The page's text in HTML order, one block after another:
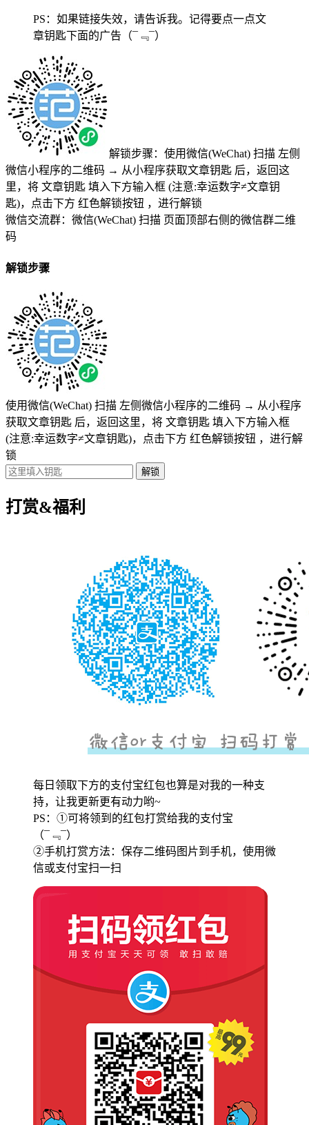
PS：如果链接失效，请告诉我。记得要点一点文
章钥匙下面的广告 （¯﹃¯）
解锁步骤：使用微信(WeChat) 扫描 左侧
微信小程序的二维码 → 从小程序获取文章钥匙 后，返回这
里，将 文章钥匙 填入下方输入框 (注意:幸运数字≠文章钥
匙)，点击下方 红色解锁按钮 ，进行解锁
微信交流群：微信(WeChat) 扫描 页面顶部右侧的微信群二维
码
解锁步骤
使用微信(WeChat) 扫描 左侧微信小程序的二维码 → 从小程序
获取文章钥匙 后，返回这里，将 文章钥匙 填入下方输入框
(注意:幸运数字≠文章钥匙)，点击下方 红色解锁按钮 ，进行解
锁
打赏&福利
每日领取下方的支付宝红包也算是对我的一种支
持，让我更新更有动力哟~
PS：①可将领到的红包打赏给我的支付宝
（¯﹃¯）
②手机打赏方法：保存二维码图片到手机，使用微
信或支付宝扫一扫